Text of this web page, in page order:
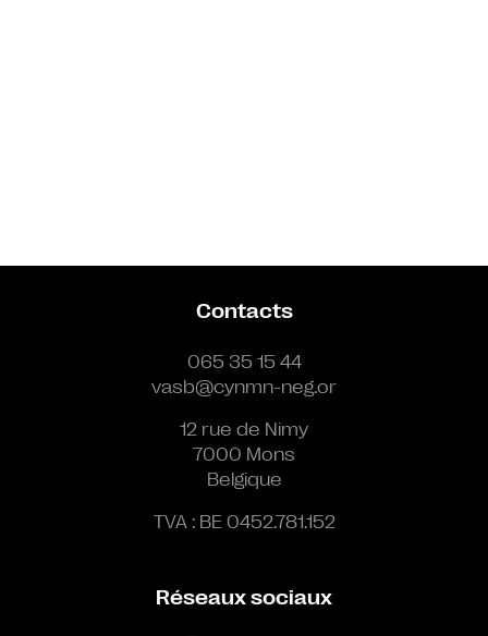
Contacts
065 35 15 44
vasb@cynmn-neg.or
12 rue de Nimy
7000 Mons
Belgique
TVA : BE 0452.781.152
Réseaux sociaux